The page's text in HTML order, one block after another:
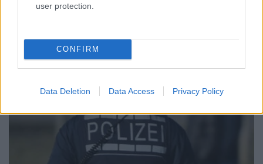
user protection.
CONFIRM
Data Deletion Data Access Privacy Policy
κατηγορούμενοι
7/08/2026 - 11:25πμ